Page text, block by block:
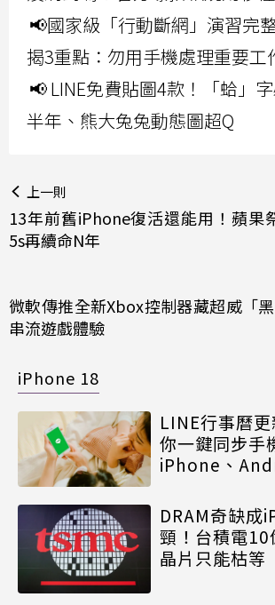
📢國家級「行動斷網」演習完
揭3重點：勿用手機處理重要工
📢 LINE免費貼圖4款！「蛤」
半年、熊大兔兔動態圖超Q
上一則
13年前舊iPhone復活還能用！蘋果
5s再續命N年
微軟傳推全新Xbox控制器藏超威「
串流遊戲體驗
iPhone 18
LINE行事曆
你一鍵同步手
iPhone、
DRAM奇缺成
頸！台積電10
晶片只能枯等